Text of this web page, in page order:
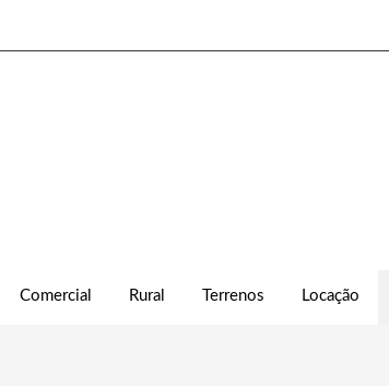
Comercial Rural Terrenos Locação